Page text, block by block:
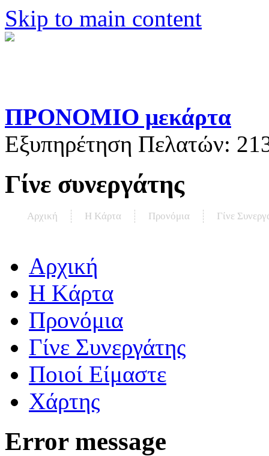
Skip to main content
ΠΡΟΝΟΜΙΟ μεκάρτα
Εξυπηρέτηση Πελατών:
Γίνε συνεργάτης
Αρχική Η Kάρτα Προνόμια Γίνε
Αρχική
Η Kάρτα
Προνόμια
Γίνε Συνεργάτης
Ποιοί Είμαστε
Χάρτης
Error message